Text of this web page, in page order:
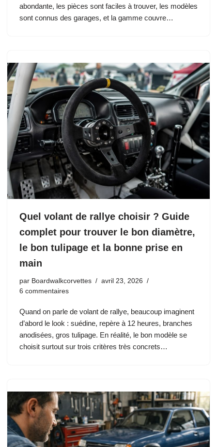
abondante, les pièces sont faciles à trouver, les modèles
sont connus des garages, et la gamme couvre…
Quel volant de rallye choisir ? Guide
complet pour trouver le bon diamètre,
le bon tulipage et la bonne prise en
main
par Boardwalkcorvettes
avril 23, 2026
6 commentaires
Quand on parle de volant de rallye, beaucoup imaginent
d’abord le look : suédine, repère à 12 heures, branches
anodisées, gros tulipage. En réalité, le bon modèle se
choisit surtout sur trois critères très concrets…